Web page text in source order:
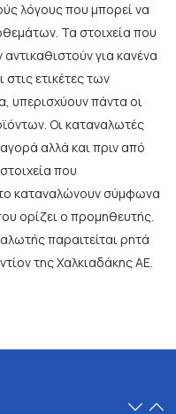
λόγους που μπορεί να
Τα στοιχεία που
για κανένα
ετικέτες των
υπερισχύουν πάντα οι
Οι καταναλωτές
αλλά και πριν από
που
το καταναλώνουν σύμφωνα
ορίζει ο προμηθευτής.
παραιτείται ρητά
της Χαλκιαδάκης ΑΕ.